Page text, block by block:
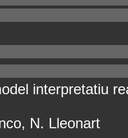
interpretatiu
N. Lleonart